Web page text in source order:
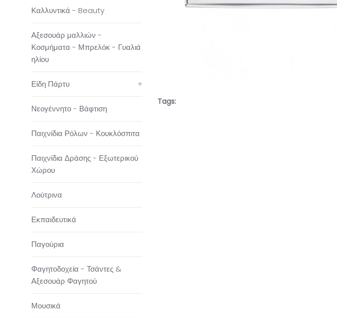
Καλλυντικά - Beauty
Αξεσουάρ μαλλιών -
Κοσμήματα - Μπρελόκ - Γυαλιά
ηλίου
Είδη Πάρτυ +
Νεογέννητο - Βάφτιση
Παιχνίδια Ρόλων - Κουκλόσπιτα
Παιχνίδια Δράσης - Εξωτερικού
Χώρου
Λούτρινα
Εκπαιδευτικά
Παγούρια
Φαγητοδοχεία - Τσάντες &
Αξεσουάρ Φαγητού
Μουσικά
Tags: